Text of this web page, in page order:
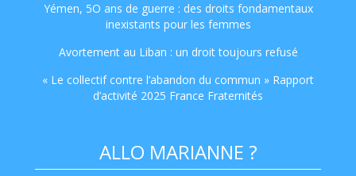
Yémen, 5O ans de guerre : des droits fondamentaux
inexistants pour les femmes
Avortement au Liban : un droit toujours refusé
« Le collectif contre l’abandon du commun » Rapport
d’activité 2025 France Fraternités
ALLO MARIANNE ?